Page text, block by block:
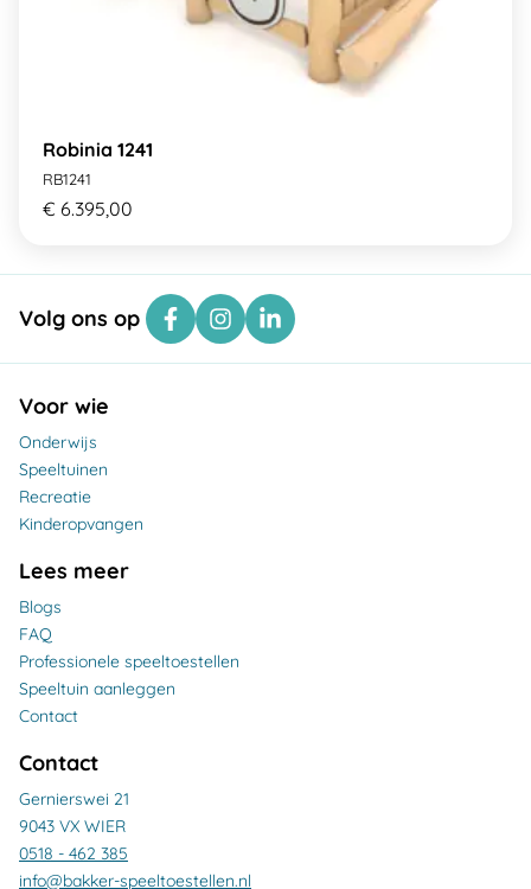
Robinia 1241
RB1241
€ 6.395,00
Volg ons op
Voor wie
Onderwijs
Speeltuinen
Recreatie
Kinderopvangen
Lees meer
Blogs
FAQ
Professionele speeltoestellen
Speeltuin aanleggen
Contact
Contact
Gernierswei 21
9043 VX WIER
0518 - 462 385
info@bakker-speeltoestellen.nl